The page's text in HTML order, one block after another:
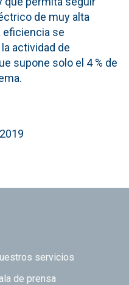
de muy alta
eficiencia se
actividad de
supone solo el 4 % de
servicios
de prensa